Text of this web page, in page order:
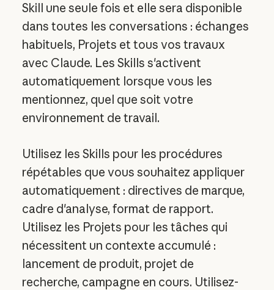
Skill une seule fois et elle sera disponible
dans toutes les conversations : échanges
habituels, Projets et tous vos travaux
avec Claude. Les Skills s'activent
automatiquement lorsque vous les
mentionnez, quel que soit votre
environnement de travail.
Utilisez les Skills pour les procédures
répétables que vous souhaitez appliquer
automatiquement : directives de marque,
cadre d'analyse, format de rapport.
Utilisez les Projets pour les tâches qui
nécessitent un contexte accumulé :
lancement de produit, projet de
recherche, campagne en cours. Utilisez-